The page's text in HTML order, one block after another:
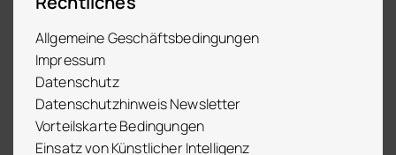
Allgemeine Geschäftsbedingungen
Impressum
Datenschutz
Datenschutzhinweis Newsletter
Vorteilskarte Bedingungen
Einsatz von Künstlicher Intelligenz